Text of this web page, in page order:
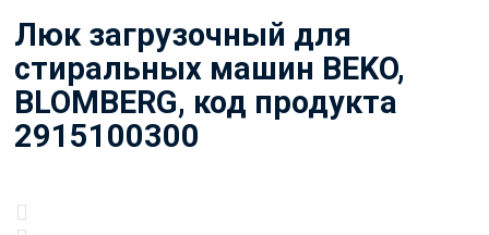
Люк загрузочный для
стиральных машин BEKO,
BLOMBERG, код продукта
2915100300